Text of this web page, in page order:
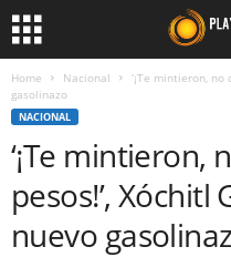
Home Nacional
‘¡Te mintieron,
gasolinazo
NACIONAL
‘¡Te mintieron,
pesos!’, Xóchitl
nuevo